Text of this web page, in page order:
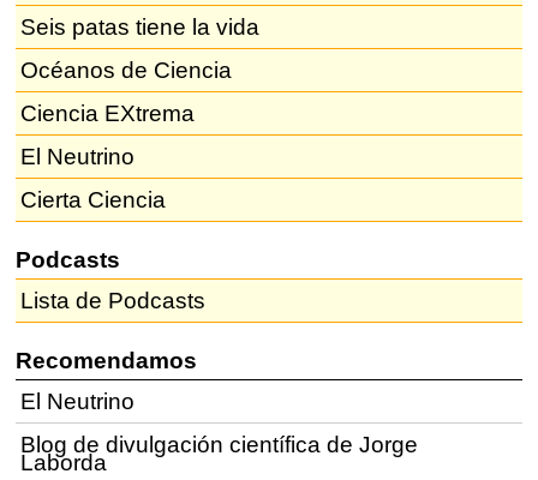
Seis patas tiene la vida
Océanos de Ciencia
Ciencia EXtrema
El Neutrino
Cierta Ciencia
Podcasts
Lista de Podcasts
Recomendamos
El Neutrino
Blog de divulgación científica de Jorge
Laborda